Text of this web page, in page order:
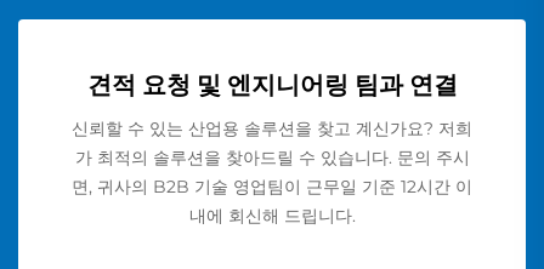
견적 요청 및 엔지니어링 팀과 연결
신뢰할 수 있는 산업용 솔루션을 찾고 계신가요? 저희
가 최적의 솔루션을 찾아드릴 수 있습니다. 문의 주시
면, 귀사의 B2B 기술 영업팀이 근무일 기준 12시간 이
내에 회신해 드립니다.